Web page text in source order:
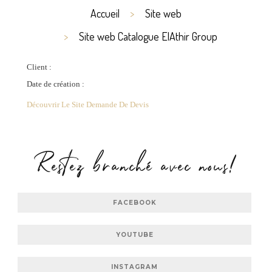
Accueil
Site web
Site web Catalogue ElAthir Group
Client :
Date de création :
Découvrir Le Site Demande De Devis
Restez branché avec nous!
FACEBOOK
YOUTUBE
INSTAGRAM